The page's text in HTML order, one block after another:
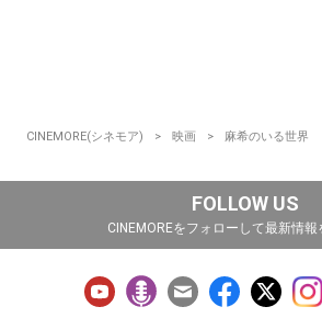
CINEMORE(シネモア) 映画 麻希のいる世界
FOLLOW US
CINEMOREをフォローして最新情報